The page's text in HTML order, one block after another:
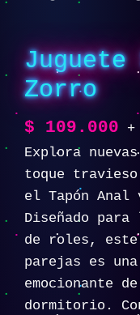
Juguete
Zorro
$ 109.000
Explora
toque
el Tapón
Diseñado
de roles, este
parejas es
emocionante
dormitorio.